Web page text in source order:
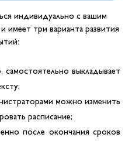
индивидуально с вашим
имеет три варианта развития
самостоятельно выкладывает
можно изменить
расписание;
после окончания сроков